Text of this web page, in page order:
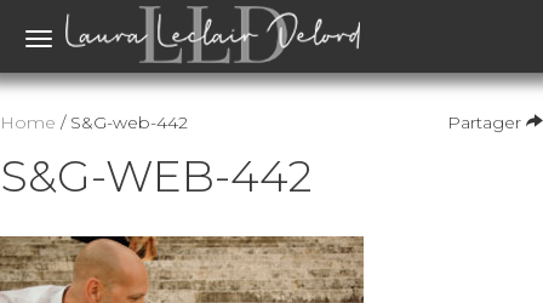
Toggle
Partager
Home / S&G-web-442
S&G-WEB-442